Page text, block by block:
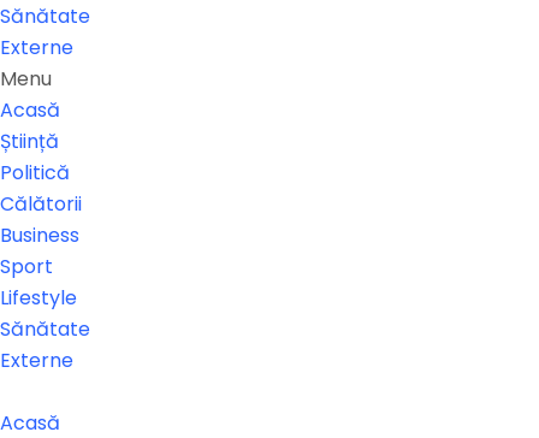
Sănătate
Externe
Menu
Acasă
Știință
Politică
Călătorii
Business
Sport
Lifestyle
Sănătate
Externe
Acasă